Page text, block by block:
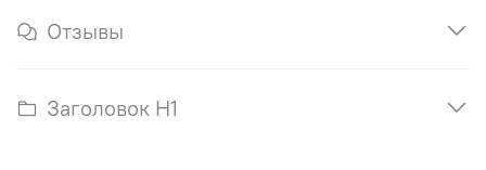
Отзывы
Заголовок H1